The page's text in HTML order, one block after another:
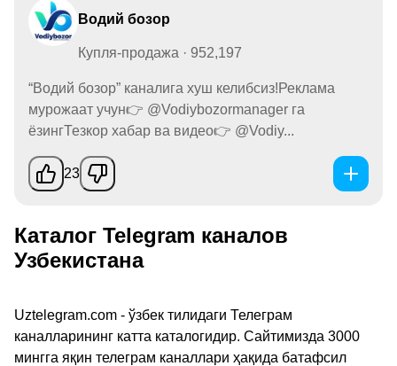
Водий бозор
Купля-продажа · 952,197
“Водий бозор” каналига хуш келибсиз!Реклама
мурожаат учун👉 @Vodiybozormanager га
ёзингТезкор хабар ва видео👉 @Vodiy...
23
Каталог Telegram каналов
Узбекистана
Uztelegram.com - ўзбек тилидаги Телеграм
каналларининг катта каталогидир. Сайтимизда 3000
мингга яқин телеграм каналлари ҳақида батафсил